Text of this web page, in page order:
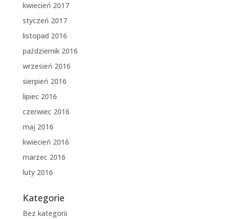
kwiecień 2017
styczeń 2017
listopad 2016
październik 2016
wrzesień 2016
sierpień 2016
lipiec 2016
czerwiec 2016
maj 2016
kwiecień 2016
marzec 2016
luty 2016
Kategorie
Bez kategorii